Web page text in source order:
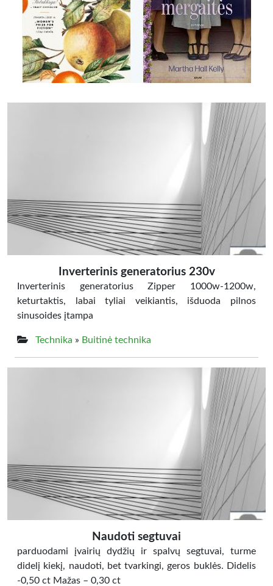
Inverterinis generatorius 230v
Inverterinis generatorius Zipper 1000w-1200w,
keturtaktis, labai tyliai veikiantis, išduoda pilnos
sinusoides įtampa
Technika » Buitinė technika
Naudoti segtuvai
parduodami įvairių dydžių ir spalvų segtuvai, turme
didelį kiekį, naudoti, bet tvarkingi, geros buklės. Didelis
-0,50 ct Mažas – 0,30 ct